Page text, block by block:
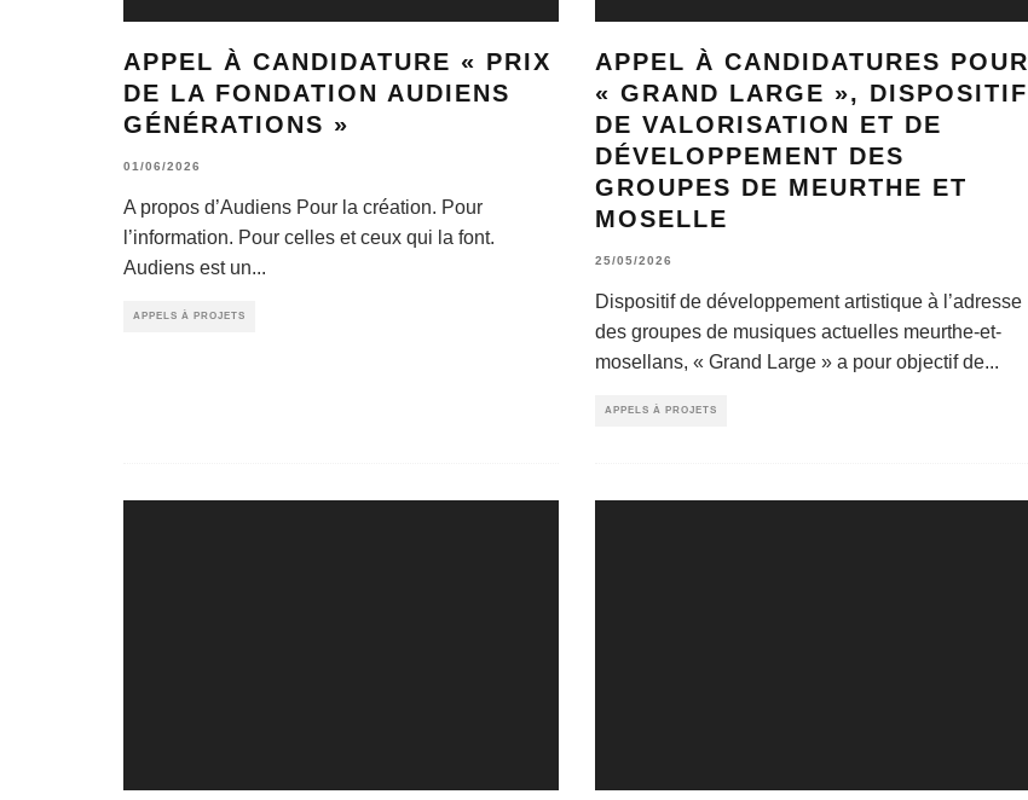
APPEL À CANDIDATURE « PRIX
DE LA FONDATION AUDIENS
GÉNÉRATIONS »
01/06/2026
A propos d’Audiens Pour la création. Pour
l’information. Pour celles et ceux qui la font.
Audiens est un...
APPELS À PROJETS
APPEL À CANDIDATURES POUR
« GRAND LARGE », DISPOSITIF
DE VALORISATION ET DE
DÉVELOPPEMENT DES
GROUPES DE MEURTHE ET
MOSELLE
25/05/2026
Dispositif de développement artistique à l’adresse
des groupes de musiques actuelles meurthe-et-
mosellans, « Grand Large » a pour objectif de...
APPELS À PROJETS